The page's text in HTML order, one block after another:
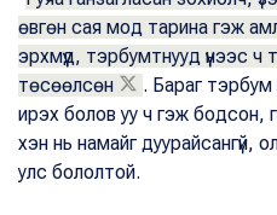
өвгөн сая мод тарина гэж
эрхмүүд, тэрбумтнууд
төсөөлсөн
. Бараг
ирэх болов уу ч гэж бодсон,
хэн нь намайг дуурайсангүй,
улс бололтой.